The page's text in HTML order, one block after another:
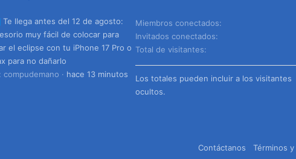
Te llega antes del 12 de agosto:
muy fácil de colocar para
el eclipse con tu iPhone 17 Pro o
para no dañarlo
compudemano
hace 13 minutos
Miembros conectados
Invitados conectados
Total de visitantes
Los totales pueden incluir a los visitantes
ocultos.
Contáctanos Términos